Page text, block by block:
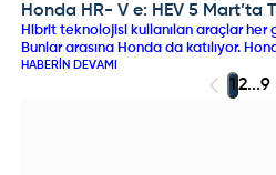
HONDA
Honda HR- V e: HEV 5 Mart’ta
Hibrit teknolojisi kullanılan araçlar her
Bunlar arasına Honda da katılıyor.
gittikçe artırıyor. Elektrikli dönüşümü ve
emisyonunu hedefleyen otomobil
HABERIN DEVAMI
1 2...9